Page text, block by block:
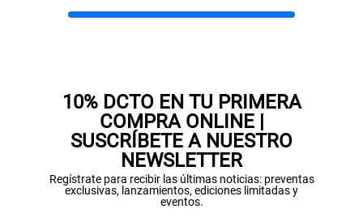
10% DCTO EN TU PRIMERA
COMPRA ONLINE |
SUSCRÍBETE A NUESTRO
NEWSLETTER
Regístrate para recibir las últimas noticias: preventas
exclusivas, lanzamientos, ediciones limitadas y
eventos.